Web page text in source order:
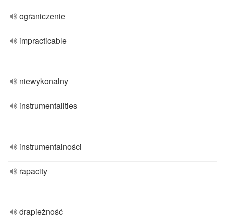
ograniczenie
impracticable
niewykonalny
instrumentalities
instrumentalności
rapacity
drapieżność